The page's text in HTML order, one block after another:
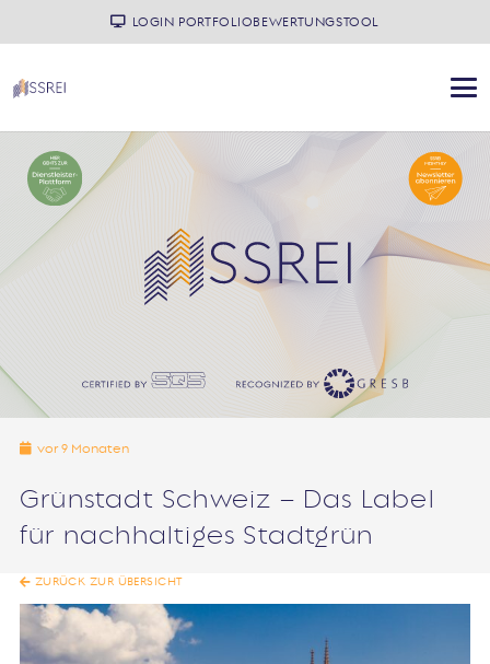
LOGIN PORTFOLIOBEWERTUNGSTOOL
vor 9 Monaten
Grünstadt Schweiz – Das Label
für nachhaltiges Stadtgrün
ZURÜCK ZUR ÜBERSICHT